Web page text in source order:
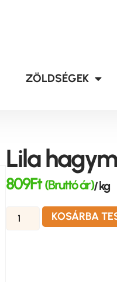
ZÖLDSÉGEK
Lila
809Ft (Bruttó ár)/ kg
KOSÁRBA